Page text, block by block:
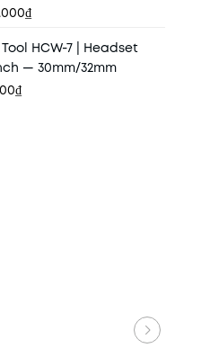
HCW-7 | Headset
— 30mm/32mm